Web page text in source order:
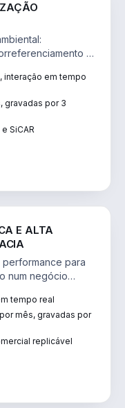
e
interação em tempo
gravadas por 3
SiCAR
E ALTA
performance para
num negócio
tempo real
mês, gravadas por
replicável